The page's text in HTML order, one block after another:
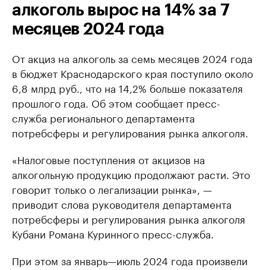
алкоголь вырос на 14% за 7
месяцев 2024 года
От акциз на алкоголь за семь месяцев 2024 года
в бюджет Краснодарского края поступило около
6,8 млрд руб., что на 14,2% больше показателя
прошлого года. Об этом сообщает пресс-
служба регионального департамента
потребсферы и регулирования рынка алкоголя.
«Налоговые поступления от акцизов на
алкогольную продукцию продолжают расти. Это
говорит только о легализации рынка», —
приводит слова руководителя департамента
потребсферы и регулирования рынка алкоголя
Кубани Романа Куринного пресс-служба.
При этом за январь—июль 2024 года произвели